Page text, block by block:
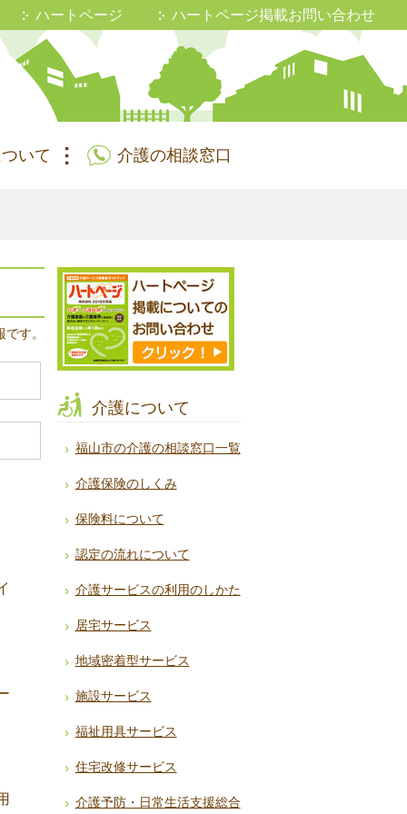
ハートページ ハートページ掲載お問い合わせ
いて 介護の相談窓口
す。
介護について
福山市の介護の相談窓口一覧
介護保険のしくみ
保険料について
認定の流れについて
介護サービスの利用のしかた
居宅サービス
地域密着型サービス
施設サービス
福祉用具サービス
住宅改修サービス
介護予防・日常生活支援総合